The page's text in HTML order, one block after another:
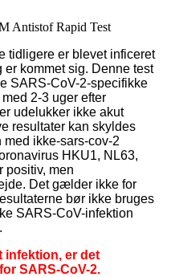
Antistof Rapid Test
tidligere er blevet inficeret
kommet sig. Denne test
SARS-CoV-2-specifikke
2-3 uger efter
udelukker ikke akut
resultater kan skyldes
ikke-sars-cov-2
HKU1, NL63,
positiv, men
Det gælder ikke for
bør ikke bruges
SARS-CoV-infektion
infektion, er det
SARS-CoV-2.